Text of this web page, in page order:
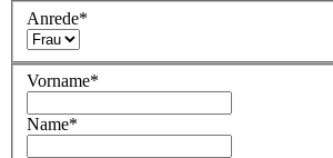
Anrede*
Vorname*
Name*